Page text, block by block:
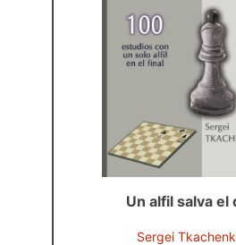
Un alfil salva el
Sergei